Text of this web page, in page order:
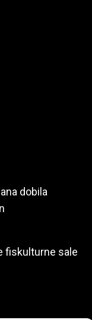
dobila
fiskulturne sale